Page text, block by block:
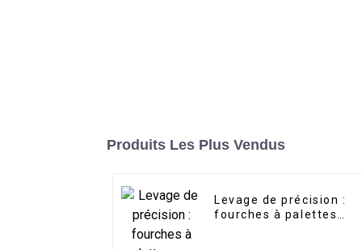
Produits Les Plus Vendus
Levage de précision :
fourches à palettes